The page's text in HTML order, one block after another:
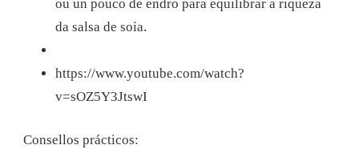
ou un pouco de endro para equilibrar a riqueza
da salsa de soia.
https://www.youtube.com/watch?
v=sOZ5Y3JtswI
Consellos prácticos: